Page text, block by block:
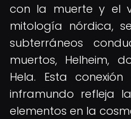
con la muerte y el
mitología nórdica,
subterráneos
muertos, Helheim,
Hela. Esta
inframundo refleja
elementos en la